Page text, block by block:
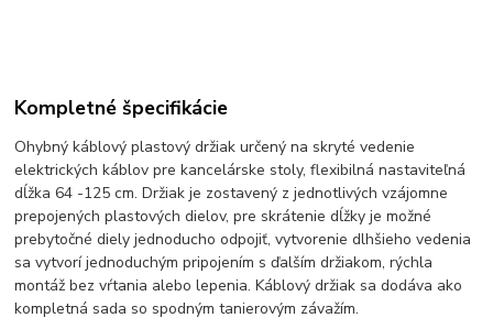
Kompletné špecifikácie
Ohybný káblový plastový držiak určený na skryté vedenie
elektrických káblov pre kancelárske stoly, flexibilná nastaviteľná
dĺžka 64 -125 cm. Držiak je zostavený z jednotlivých vzájomne
prepojených plastových dielov, pre skrátenie dĺžky je možné
prebytočné diely jednoducho odpojiť, vytvorenie dlhšieho vedenia
sa vytvorí jednoduchým pripojením s ďalším držiakom, rýchla
montáž bez vŕtania alebo lepenia. Káblový držiak sa dodáva ako
kompletná sada so spodným tanierovým závažím.